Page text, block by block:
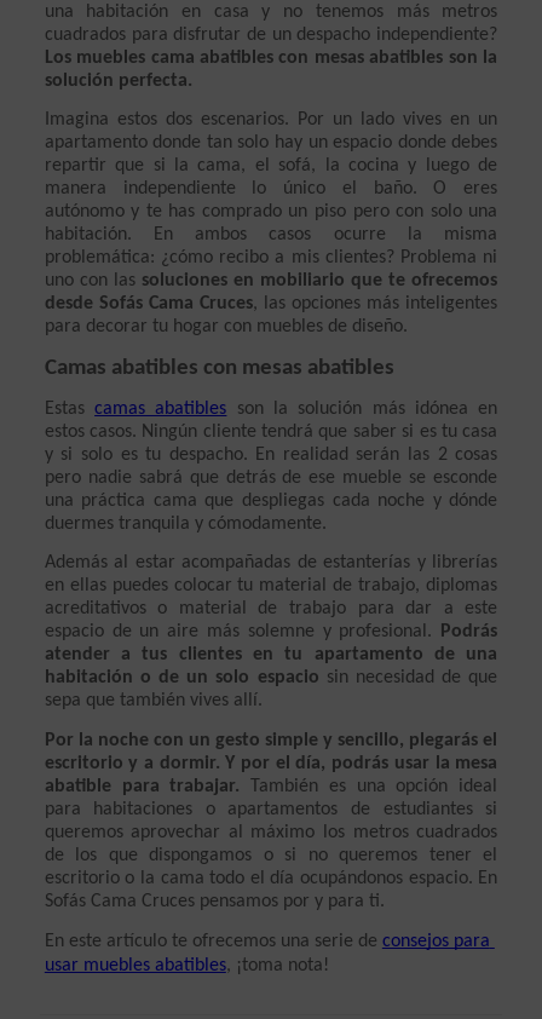
una habitación en casa y no tenemos más metros
Los muebles cama abatibles con mesas abatibles son la
solución perfecta.
Imagina estos dos escenarios. Por un lado vives en un
apartamento donde tan solo hay un espacio donde debes
repartir que si la cama, el sofá, la cocina y luego de
manera independiente lo único el baño. O eres
autónomo y te has comprado un piso pero con solo una
habitación. En ambos casos ocurre la misma
problemática: ¿cómo recibo a mis clientes? Problema ni
uno con las soluciones en mobiliario que te ofrecemos
desde Sofás Cama Cruces, las opciones más inteligentes
para decorar tu hogar con muebles de diseño.
Camas abatibles con mesas abatibles
Estas camas abatibles son la solución más idónea en
estos casos. Ningún cliente tendrá que saber si es tu casa
y si solo es tu despacho. En realidad serán las 2 cosas
pero nadie sabrá que detrás de ese mueble se esconde
una práctica cama que despliegas cada noche y dónde
duermes tranquila y cómodamente.
Además al estar acompañadas de estanterías y librerías
en ellas puedes colocar tu material de trabajo, diplomas
acreditativos o material de trabajo para dar a este
espacio de un aire más solemne y profesional. Podrás
atender a tus clientes en tu apartamento de una
habitación o de un solo espacio sin necesidad de que
sepa que también vives allí.
Por la noche con un gesto simple y sencillo, plegarás el
escritorio y a dormir. Y por el día, podrás usar la mesa
abatible para trabajar. También es una opción ideal
para habitaciones o apartamentos de estudiantes si
queremos aprovechar al máximo los metros cuadrados
de los que dispongamos o si no queremos tener el
escritorio o la cama todo el día ocupándonos espacio. En
Sofás Cama Cruces pensamos por y para ti.
En este artículo te ofrecemos una serie de consejos para
usar muebles abatibles, ¡toma nota!